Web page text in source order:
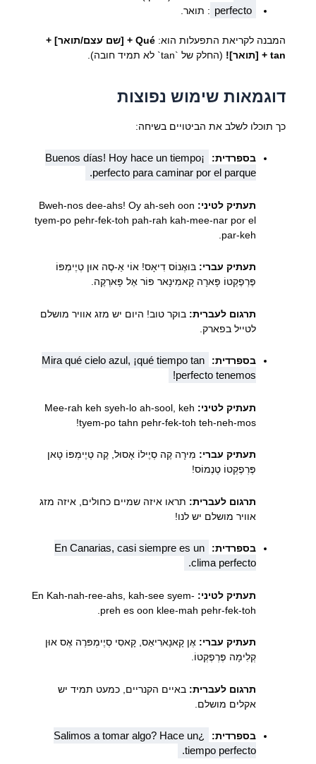
perfecto : תואר.
המבנה לקריאת התפעלות הוא:
Qué + [שם עצם/תואר] +
tan + [תואר]!
(החלק של `tan` לא תמיד חובה).
דוגמאות שימוש נפוצות
כך תוכלו לשלב את הביטויים בשיחה:
בספרדית:
¡Buenos días! Hoy hace un tiempo
perfecto para caminar por el parque.
תעתיק לטיני: Bweh-nos dee-ahs! Oy ah-seh oon
tyem-po pehr-fek-toh pah-rah kah-mee-nar por el
par-keh.
תעתיק עברי: בּוּאֶנוֹס דִיאָס! אוֹי אַ-סֶה אוּן טְיֶימְפּוֹ
פֶּרְפֶקְטוֹ פָּארָה קָאמִינָאר פּוֹר אֶל פָּארְקֶה.
תרגום לעברית: בוקר טוב! היום יש מזג אוויר מושלם
לטייל בפארק.
בספרדית:
Mira qué cielo azul, ¡qué tiempo tan
perfecto tenemos!
תעתיק לטיני: Mee-rah keh syeh-lo ah-sool, keh
tyem-po tahn pehr-fek-toh teh-neh-mos!
תעתיק עברי: מִירָה קֶה סְיֶילוֹ אָסוּל, קֶה טְיֶימְפּוֹ טָאן
פֶּרְפֶקְטוֹ טֶנֶמוֹס!
תרגום לעברית: תראו איזה שמיים כחולים, איזה מזג
אוויר מושלם יש לנו!
בספרדית:
En Canarias, casi siempre es un
clima perfecto.
תעתיק לטיני: En Kah-nah-ree-ahs, kah-see syem-
preh es oon klee-mah pehr-fek-toh.
תעתיק עברי: אֶן קָאנָארִיאַס, קָאסִי סְיֶימְפּרֶה אֶס אוּן
קְלִימָה פֶּרְפֶקְטוֹ.
תרגום לעברית: באיים הקנריים, כמעט תמיד יש
אקלים מושלם.
בספרדית:
¿Salimos a tomar algo? Hace un
tiempo perfecto.